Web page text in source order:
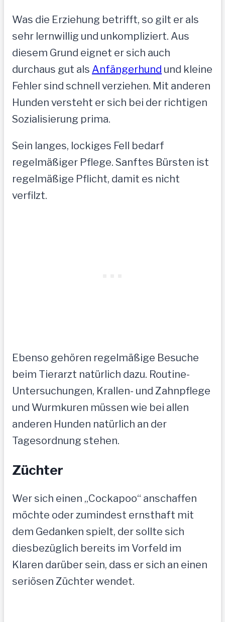
Was die Erziehung betrifft, so gilt er als
sehr lernwillig und unkompliziert. Aus
diesem Grund eignet er sich auch
durchaus gut als Anfängerhund und kleine
Fehler sind schnell verziehen. Mit anderen
Hunden versteht er sich bei der richtigen
Sozialisierung prima.
Sein langes, lockiges Fell bedarf
regelmäßiger Pflege. Sanftes Bürsten ist
regelmäßige Pflicht, damit es nicht
verfilzt.
Ebenso gehören regelmäßige Besuche
beim Tierarzt natürlich dazu. Routine-
Untersuchungen, Krallen- und Zahnpflege
und Wurmkuren müssen wie bei allen
anderen Hunden natürlich an der
Tagesordnung stehen.
Züchter
Wer sich einen „Cockapoo“ anschaffen
möchte oder zumindest ernsthaft mit
dem Gedanken spielt, der sollte sich
diesbezüglich bereits im Vorfeld im
Klaren darüber sein, dass er sich an einen
seriösen Züchter wendet.